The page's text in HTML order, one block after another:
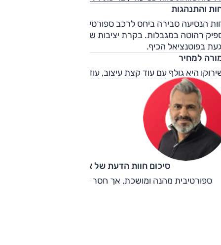
והתנהגות
הנסיעה סבירה ביחס לרכב ספורטיבי – ההתנהגות טובה אך
רהוטה במגבלות. בקרת יציבות שאינה מתנתקת לחלוטין
בפוטנציאל הכיף.
למחיר
היא גולף עם עוד קצת עיצוב, עוד קצת אופי ועוד קצת
סיכום חוות הדעת של אוהד אלגוב
ספורטיבית מהנה ומושכת, אך חסר לה קצת ליטוש דינאמי.